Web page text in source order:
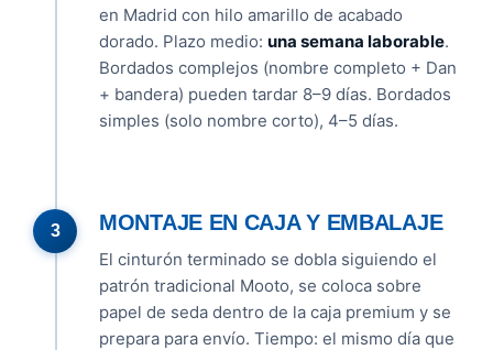
en Madrid con hilo amarillo de acabado
dorado. Plazo medio: una semana laborable.
Bordados complejos (nombre completo + Dan
+ bandera) pueden tardar 8–9 días. Bordados
simples (solo nombre corto), 4–5 días.
MONTAJE EN CAJA Y EMBALAJE
El cinturón terminado se dobla siguiendo el
patrón tradicional Mooto, se coloca sobre
papel de seda dentro de la caja premium y se
prepara para envío. Tiempo: el mismo día que